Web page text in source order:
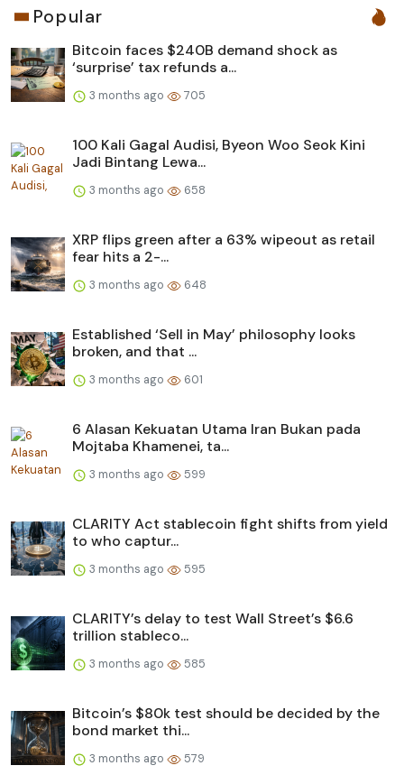
Popular
Bitcoin faces $240B demand shock as
‘surprise’ tax refunds a...
3 months ago 705
100 Kali Gagal Audisi, Byeon Woo Seok Kini
Jadi Bintang Lewa...
3 months ago 658
XRP flips green after a 63% wipeout as retail
fear hits a 2-...
3 months ago 648
Established ‘Sell in May’ philosophy looks
broken, and that ...
3 months ago 601
6 Alasan Kekuatan Utama Iran Bukan pada
Mojtaba Khamenei, ta...
3 months ago 599
CLARITY Act stablecoin fight shifts from yield
to who captur...
3 months ago 595
CLARITY’s delay to test Wall Street’s $6.6
trillion stableco...
3 months ago 585
Bitcoin’s $80k test should be decided by the
bond market thi...
3 months ago 579